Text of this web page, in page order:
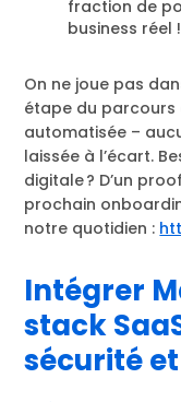
fraction de
business réel !
On ne joue pas
étape du parcours
automatisée –
laissée à l’écart.
digitale ? D’un
prochain
notre quotidien :
Intégrer
stack
sécurité